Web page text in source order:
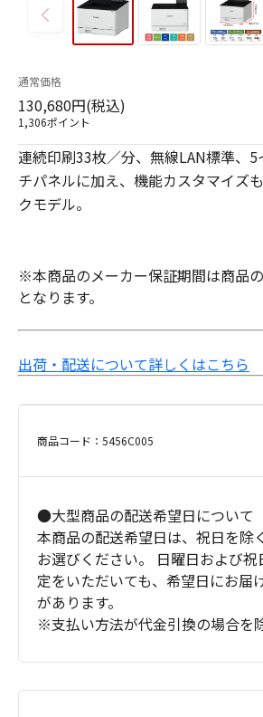
通常価格
130,680円(税込)
1,306ポイント
連続印刷33枚／分、無線LAN標準、5
チパネルに加え、機能カスタマイズ
クモデル。
※本商品のメーカー保証期間は商品
となります。
出荷・配送について詳しくはこちら
商品コード：5456C005
●大型商品の配送希望日について
本商品の配送希望日は、祝日を除
お選びください。 日曜日および
定をいただいても、希望日にお届
があります。
※支払い方法が代金引換の場合を